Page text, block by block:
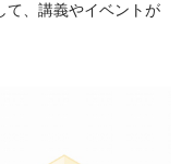
て、講義やイベントが